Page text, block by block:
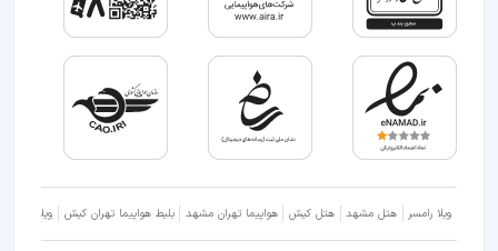
ویلا رامسر هتل مشهد هتل کیش هواپیما تهران مشهد بلیط هواپیما تهران کیش ویلا شمال